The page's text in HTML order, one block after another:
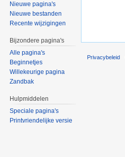
Nieuwe pagina's
Nieuwe bestanden
Recente wijzigingen
Bijzondere pagina's
Alle pagina's
Beginnetjes
Willekeurige pagina
Zandbak
Hulpmiddelen
Speciale pagina's
Printvriendelijke versie
Privacybeleid